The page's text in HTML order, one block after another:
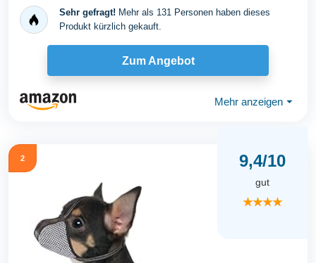
von...
Sehr gefragt! Mehr als 131 Personen haben dieses
Produkt kürzlich gekauft.
Zum Angebot
Mehr anzeigen ⏷
2 9,4/10
gut
★★★★